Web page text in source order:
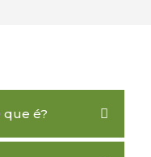
que é?